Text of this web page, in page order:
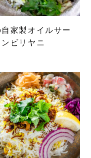
家製オイルサー
ビリヤニ